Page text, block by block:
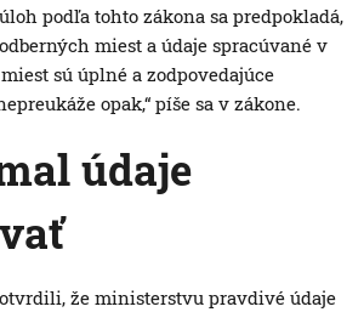
podľa tohto zákona sa predpokladá,
miest a údaje spracúvané v
sú úplné a zodpovedajúce
opak,“ píše sa v zákone.
údaje
že ministerstvu pravdivé údaje